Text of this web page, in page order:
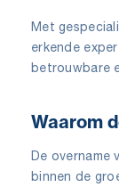
Met
erkende
betrouwbare
Waarom
De overname
binnen de